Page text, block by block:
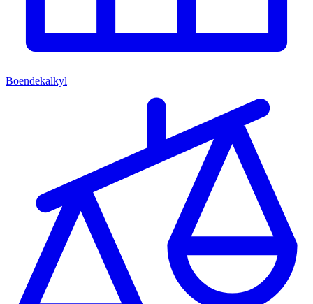
Boendekalkyl